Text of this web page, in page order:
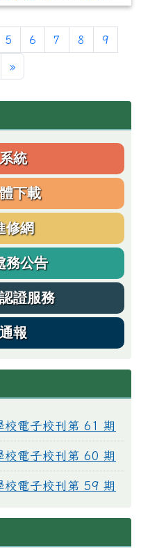
5 6 7 8 9
頁
»最後頁
統
下載
修網
務公告
證服務
報
校電子校刊第 61 期
校電子校刊第 60 期
校電子校刊第 59 期